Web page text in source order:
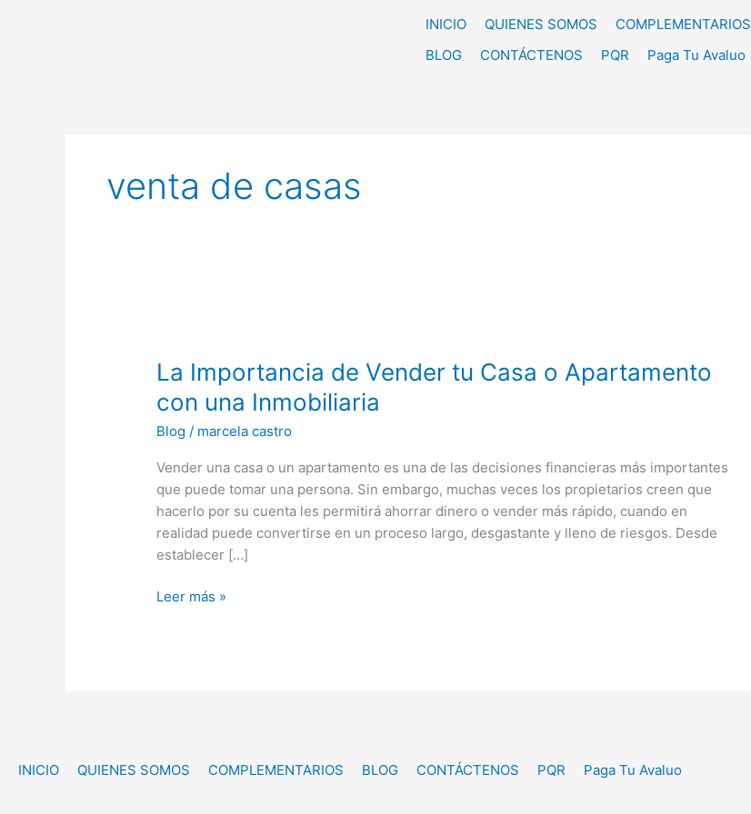
INICIO QUIENES SOMOS
COMPLEMENTARIOS
BLOG
CONTÁCTENOS PQR Paga Tu Avaluo
venta de casas
La Importancia de Vender tu Casa o Apartamento
con una Inmobiliaria
Blog / marcela castro
Vender una casa o un apartamento es una de las decisiones financieras más importantes
que puede tomar una persona. Sin embargo, muchas veces los propietarios creen que
hacerlo por su cuenta les permitirá ahorrar dinero o vender más rápido, cuando en
realidad puede convertirse en un proceso largo, desgastante y lleno de riesgos. Desde
establecer […]
de
tu
Casa
Apartamento
con
una
Inmobiliaria
Leer más »
INICIO QUIENES SOMOS COMPLEMENTARIOS BLOG CONTÁCTENOS PQR Paga Tu Avaluo